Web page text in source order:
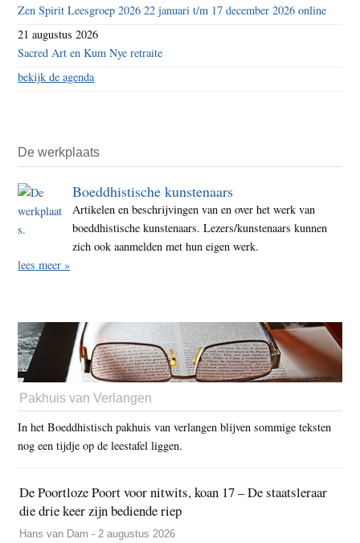
Zen Spirit Leesgroep 2026 22 januari t/m 17 december 2026 online
21 augustus 2026
Sacred Art en Kum Nye retraite
bekijk de agenda
De werkplaats
Boeddhistische kunstenaars
Artikelen en beschrijvingen van en over het werk van
boeddhistische kunstenaars. Lezers/kunstenaars kunnen
zich ook aanmelden met hun eigen werk.
lees meer »
Pakhuis van Verlangen
In het Boeddhistisch pakhuis van verlangen blijven sommige teksten
nog een tijdje op de leestafel liggen.
De Poortloze Poort voor nitwits, koan 17 – De staatsleraar
die drie keer zijn bediende riep
Hans van Dam - 2 augustus 2026